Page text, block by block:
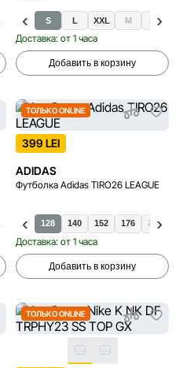
S L XXL M XL
Доставка: от 1 часа
Добавить в корзину
ТОЛЬКО ONLINE
399 LEI
ADIDAS
Футболка Adidas TIRO26 LEAGUE
128 140 152 176 116
Доставка: от 1 часа
Добавить в корзину
ТОЛЬКО ONLINE